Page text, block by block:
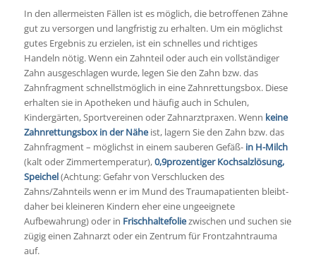
In den allermeisten Fällen ist es möglich, die betroffenen Zähne
gut zu versorgen und langfristig zu erhalten. Um ein möglichst
gutes Ergebnis zu erzielen, ist ein schnelles und richtiges
Handeln nötig. Wenn ein Zahnteil oder auch ein vollständiger
Zahn ausgeschlagen wurde, legen Sie den Zahn bzw. das
Zahnfragment schnellstmöglich in eine Zahnrettungsbox. Diese
erhalten sie in Apotheken und häufig auch in Schulen,
Kindergärten, Sportvereinen oder Zahnarztpraxen. Wenn keine
Zahnrettungsbox in der Näheist, lagern Sie den Zahn bzw. das
Zahnfragment – möglichst in einem sauberen Gefäß- in H-Milch
(kalt oder Zimmertemperatur),0,9prozentiger Kochsalzlösung,
Speichel(Achtung: Gefahr von Verschlucken des
Zahns/Zahnteils wenn er im Mund des Traumapatienten bleibt-
daher bei kleineren Kindern eher eine ungeeignete
Aufbewahrung) oder in Frischhaltefoliezwischen und suchen sie
zügig einen Zahnarzt oder ein Zentrum für Frontzahntrauma
auf.